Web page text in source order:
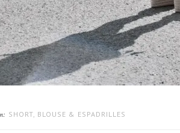
SHORT, BLOUSE & ESPADRILLES